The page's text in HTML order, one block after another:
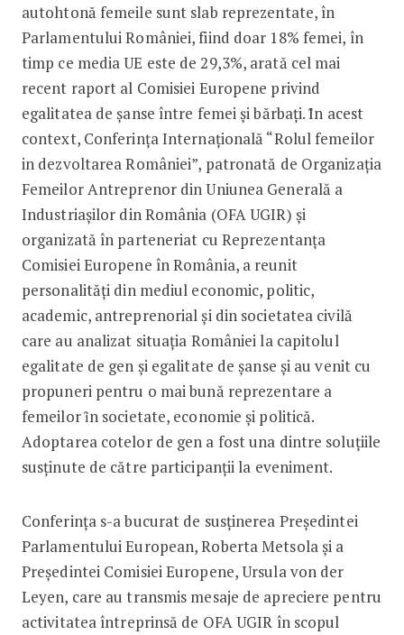
autohtonă femeile sunt slab reprezentate, în
Parlamentului României, fiind doar 18% femei, în
timp ce media UE este de 29,3%, arată cel mai
recent raport al Comisiei Europene privind
egalitatea de şanse între femei şi bărbaţi. Ȋn acest
context, Conferința Internațională “Rolul femeilor
in dezvoltarea României”, patronată de Organizația
Femeilor Antreprenor din Uniunea Generală a
Industriașilor din România (OFA UGIR) și
organizată în parteneriat cu Reprezentanța
Comisiei Europene în România, a reunit
personalități din mediul economic, politic,
academic, antreprenorial și din societatea civilă
care au analizat situația României la capitolul
egalitate de gen și egalitate de șanse și au venit cu
propuneri pentru o mai bună reprezentare a
femeilor ȋn societate, economie și politică.
Adoptarea cotelor de gen a fost una dintre soluțiile
susținute de către participanții la eveniment.
Conferința s-a bucurat de susținerea Președintei
Parlamentului European, Roberta Metsola și a
Președintei Comisiei Europene, Ursula von der
Leyen, care au transmis mesaje de apreciere pentru
activitatea întreprinsă de OFA UGIR în scopul